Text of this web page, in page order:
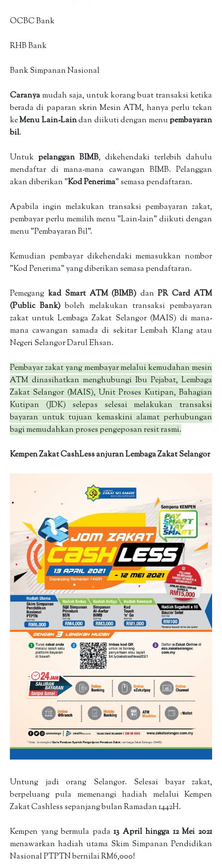
OCBC Bank
RHB Bank
Bank Simpanan Nasional
Caranya mudah saja, untuk korang buat transaksi ketika
berada di paparan skrin Mesin ATM, hanya perlu tekan
keMenu Lain-Laindan diikuti dengan menupembayaran
bil.
Untuk pelanggan BIMB, dikehendaki terlebih dahulu
mendaftar di mana-mana cawangan BIMB. Pelanggan
akan diberikan "Kod Penerima" semasa pendaftaran.
Apabila ingin melakukan transaksi pembayaran zakat,
pembayar perlu memilih menu "Lain-lain" diikuti dengan
menu "Pembayaran Bil".
Kemudian pembayar dikehendaki memasukkan nombor
"Kod Penerima" yang diberikan semasa pendaftaran.
Pemegang kad Smart ATM (BIMB) dan PR Card ATM
(Public Bank) boleh melakukan transaksi pembayaran
zakat untuk Lembaga Zakat Selangor (MAIS) di mana-
mana cawangan samada di sekitar Lembah Klang atau
Negeri Selangor Darul Ehsan.
Pembayar zakat yang membayar melalui kemudahan mesin
ATM dinasihatkan menghubungi Ibu Pejabat, Lembaga
Zakat Selangor (MAIS), Unit Proses Kutipan, Bahagian
Kutipan (JDK) selepas selesai melakukan transaksi
bayaran untuk tujuan kemaskini alamat perhubungan
bagi memudahkan proses pengeposan resit rasmi.
Kempen Zakat CashLess anjuran Lembaga Zakat Selangor
Untung jadi orang Selangor. Selesai bayar zakat,
berpeluang pula memenangi hadiah melalui Kempen
Zakat Cashless sepanjang bulan Ramadan 1442H.
Kempen yang bermula pada13 April hingga 12 Mei 2021
menawarkan hadiah utama Skim Simpanan Pendidikan
Nasional PTPTN bernilai RM6,000!